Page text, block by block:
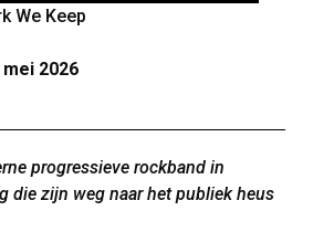
We Keep
2026
progressieve rockband in
die zijn weg naar het publiek heus